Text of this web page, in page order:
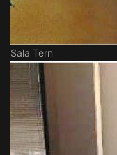
Sala Tern